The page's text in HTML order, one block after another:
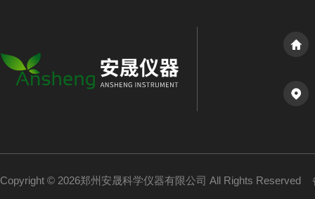
Copyright © 2026郑州安晟科学仪器有限公司 All Rights Reserved